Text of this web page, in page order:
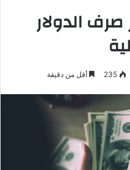
صرف الدولار
235 أقل من دقيقة